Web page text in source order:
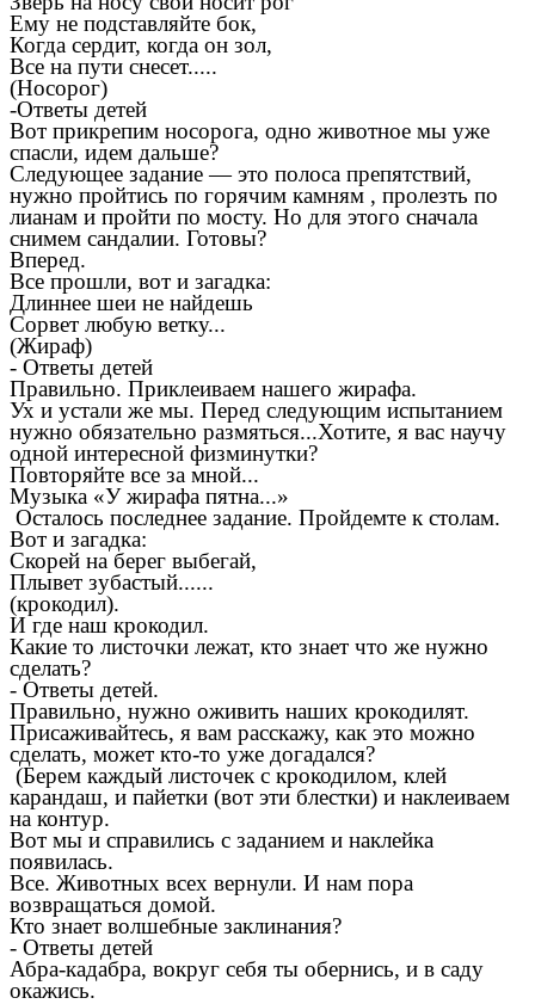
Ему не подставляйте бок,
Когда сердит, когда он зол,
Все на пути снесет.....
(Носорог)
-Ответы детей
Вот прикрепим носорога, одно животное мы уже
спасли, идем дальше?
Следующее задание — это полоса препятствий,
нужно пройтись по горячим камням , пролезть по
лианам и пройти по мосту. Но для этого сначала
снимем сандалии. Готовы?
Вперед.
Все прошли, вот и загадка:
Длиннее шеи не найдешь
Сорвет любую ветку...
(Жираф)
- Ответы детей
Правильно. Приклеиваем нашего жирафа.
Ух и устали же мы. Перед следующим испытанием
нужно обязательно размяться...Хотите, я вас научу
одной интересной физминутки?
Повторяйте все за мной...
Музыка «У жирафа пятна...»
Осталось последнее задание. Пройдемте к столам.
Вот и загадка:
Скорей на берег выбегай,
Плывет зубастый......
(крокодил).
И где наш крокодил.
Какие то листочки лежат, кто знает что же нужно
сделать?
- Ответы детей.
Правильно, нужно оживить наших крокодилят.
Присаживайтесь, я вам расскажу, как это можно
сделать, может кто-то уже догадался?
(Берем каждый листочек с крокодилом, клей
карандаш, и пайетки (вот эти блестки) и наклеиваем
на контур.
Вот мы и справились с заданием и наклейка
появилась.
Все. Животных всех вернули. И нам пора
возвращаться домой.
Кто знает волшебные заклинания?
- Ответы детей
Абра-кадабра, вокруг себя ты обернись, и в саду
окажись.